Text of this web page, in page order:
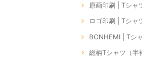
原画印刷 | Tシャ
ロゴ印刷 | Tシャ
BONHEMI | Tシ
総柄Tシャツ（半